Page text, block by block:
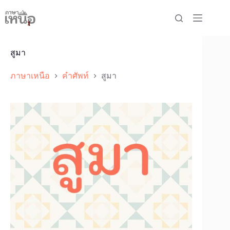
to
content
สูมา
ภาษาเหนือ คำศัพท์ สูมา